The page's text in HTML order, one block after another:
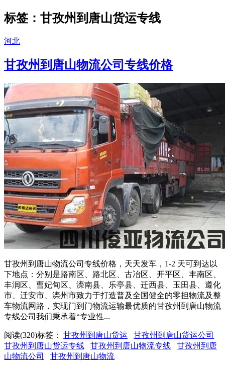
标签：甘孜州到唐山货运专线
河北
甘孜州到唐山物流公司专线价格
甘孜州到唐山物流公司专线价格，天天发车，1-2 天可到达以
下地点：分别是路南区、路北区、古冶区、开平区、丰南区、
丰润区、曹妃甸区、滦南县、乐亭县、迁西县、玉田县、遵化
市、迁安市、滦州市致力于打造普及全国健全的零担物流及整
车物流网路，实现门到门物流运输最优质的甘孜州到唐山物流
专线公司我们秉承着“专业性...
阅读(320)标签： 甘孜州到唐山货运
甘孜州到唐山货运公司
甘孜州到唐山货运专线
甘孜州到唐山物流专线
甘孜州到唐
山物流公司
甘孜州到唐山物流